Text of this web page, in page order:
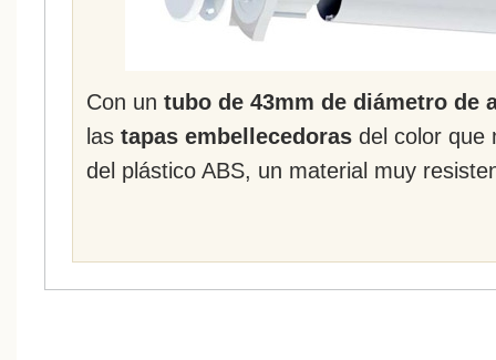
Con un tubo de 43mm de diámetro de
las tapas embellecedoras del color que
del plástico ABS, un material muy